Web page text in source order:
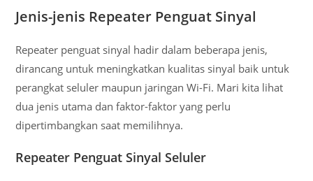
Jenis-jenis Repeater Penguat Sinyal
Repeater penguat sinyal hadir dalam beberapa jenis,
dirancang untuk meningkatkan kualitas sinyal baik untuk
perangkat seluler maupun jaringan Wi-Fi. Mari kita lihat
dua jenis utama dan faktor-faktor yang perlu
dipertimbangkan saat memilihnya.
Repeater Penguat Sinyal Seluler